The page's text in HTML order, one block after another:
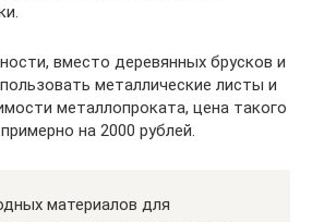
вместо деревянных брусков и
металлические листы и
металлопроката, цена такого
на 2000 рублей.
материалов для